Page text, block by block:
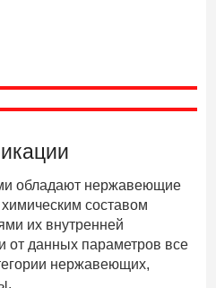
обладают нержавеющие
составом
их внутренней
от данных параметров все
нержавеющих,